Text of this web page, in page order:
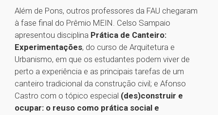
Além de Pons, outros professores da FAU chegaram
à fase final do Prêmio MEIN. Celso Sampaio
apresentou disciplina Prática de Canteiro:
Experimentações, do curso de Arquitetura e
Urbanismo, em que os estudantes podem viver de
perto a experiência e as principais tarefas de um
canteiro tradicional da construção civil; e Afonso
Castro com o tópico especial (des)construir e
ocupar: o reuso como prática social e